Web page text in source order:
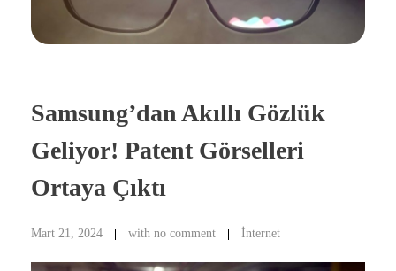
Samsung’dan Akıllı Gözlük
Geliyor! Patent Görselleri
Ortaya Çıktı
Mart 21, 2024 with no comment İnternet